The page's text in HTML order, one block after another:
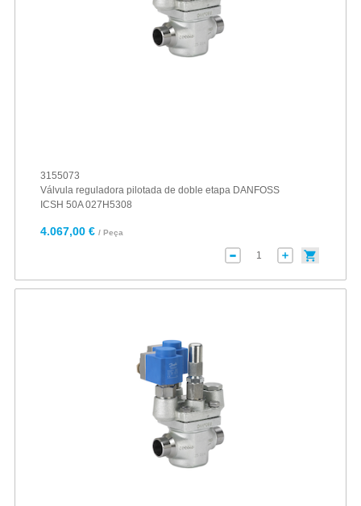
3155073
Válvula reguladora pilotada de doble etapa DANFOSS
ICSH 50A 027H5308
4.067,00 € / Peça